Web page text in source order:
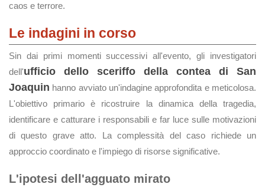
caos e terrore.
Le indagini in corso
Sin dai primi momenti successivi all'evento, gli investigatori
dell'ufficio dello sceriffo della contea di San
Joaquin hanno avviato un'indagine approfondita e meticolosa.
L'obiettivo primario è ricostruire la dinamica della tragedia,
identificare e catturare i responsabili e far luce sulle motivazioni
di questo grave atto. La complessità del caso richiede un
approccio coordinato e l'impiego di risorse significative.
L'ipotesi dell'agguato mirato